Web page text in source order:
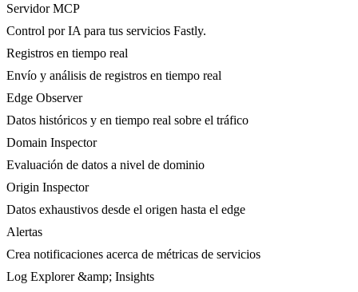
Servidor MCP
Control por IA para tus servicios Fastly.
Registros en tiempo real
Envío y análisis de registros en tiempo real
Edge Observer
Datos históricos y en tiempo real sobre el tráfico
Domain Inspector
Evaluación de datos a nivel de dominio
Origin Inspector
Datos exhaustivos desde el origen hasta el edge
Alertas
Crea notificaciones acerca de métricas de servicios
Log Explorer &amp; Insights